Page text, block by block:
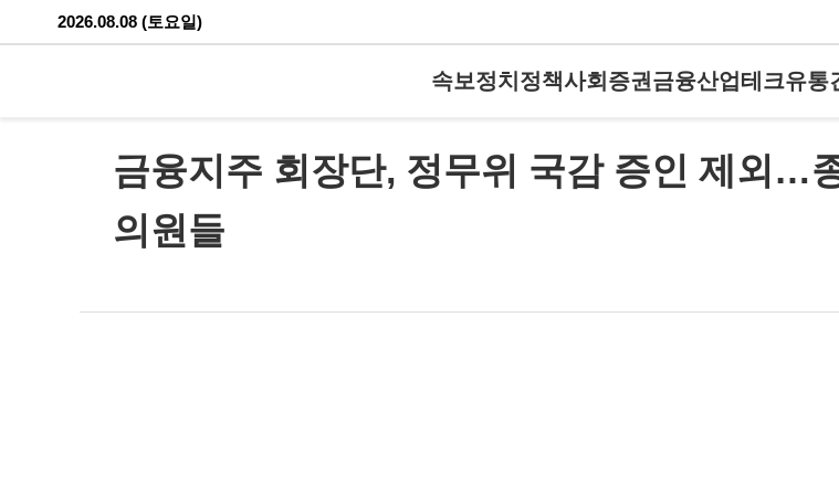
2026.08.08 (토요일)
속보정치 정책사회 증권 금융산업 테크유통
금융지주 회장단, 정무위 국감 증인 제외…
의원들